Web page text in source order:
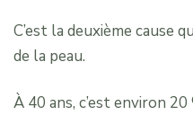
C’est la deuxième cause
de la peau.
À 40 ans, c’est environ